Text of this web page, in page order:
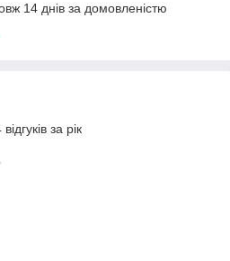
14 днів за домовленістю
за рік